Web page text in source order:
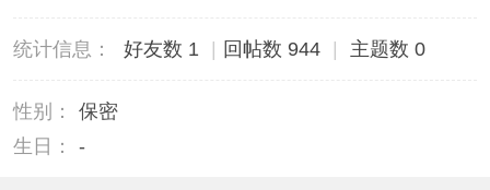
统计信息： 好友数 1 | 回帖数 944 | 主题数 0
性别：
保密
生日：
-